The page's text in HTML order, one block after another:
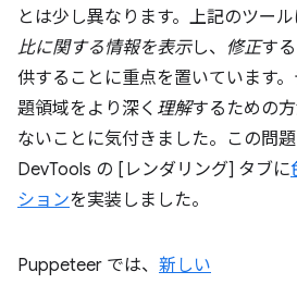
とは少し異なります。上記のツール
比に関する情報を表示し、 修正す
供することに重点を置いています
題領域をより深く 理解するための
ないことに気付きました。この問題
DevTools の [レンダリング] タブに
ションを実装しました。
Puppeteer では、 新しい